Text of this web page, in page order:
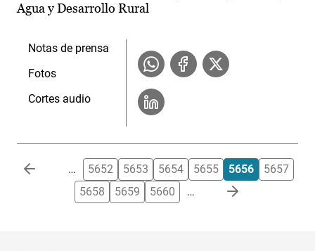
Agua y Desarrollo Rural
Notas de prensa
Fotos
Cortes audio
Paginación … 5652 5653 5654 5655 5656
5657
5658
5659 5660 …